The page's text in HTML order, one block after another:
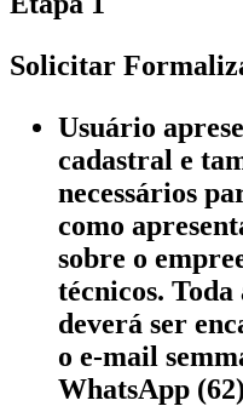
Solicitar
Usuário
cadastral e
necessários
como
sobre o
técnicos. Toda
deverá ser
o e-mail
WhatsApp